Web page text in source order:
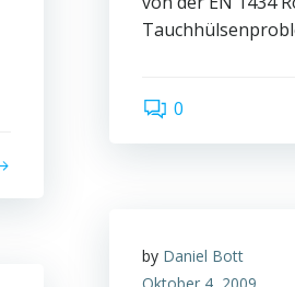
0
by Daniel Bott